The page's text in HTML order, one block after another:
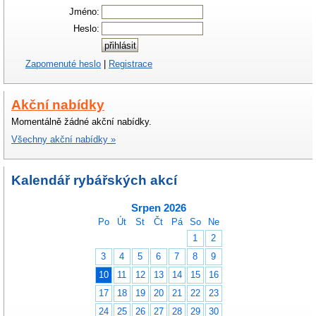
Jméno:
Heslo:
Zapomenuté heslo Registrace
Akční nabídky
Momentálně žádné akční nabídky.
Všechny akční nabídky »
Kalendář rybářských akcí
Srpen 2026
Po Út St Čt Pá So
Ne
1
2
3
4 5 6 7 8
9
10
11 12 13 14 15
16
17
18 19 20 21 22
23
24
25 26 27 28 29 30